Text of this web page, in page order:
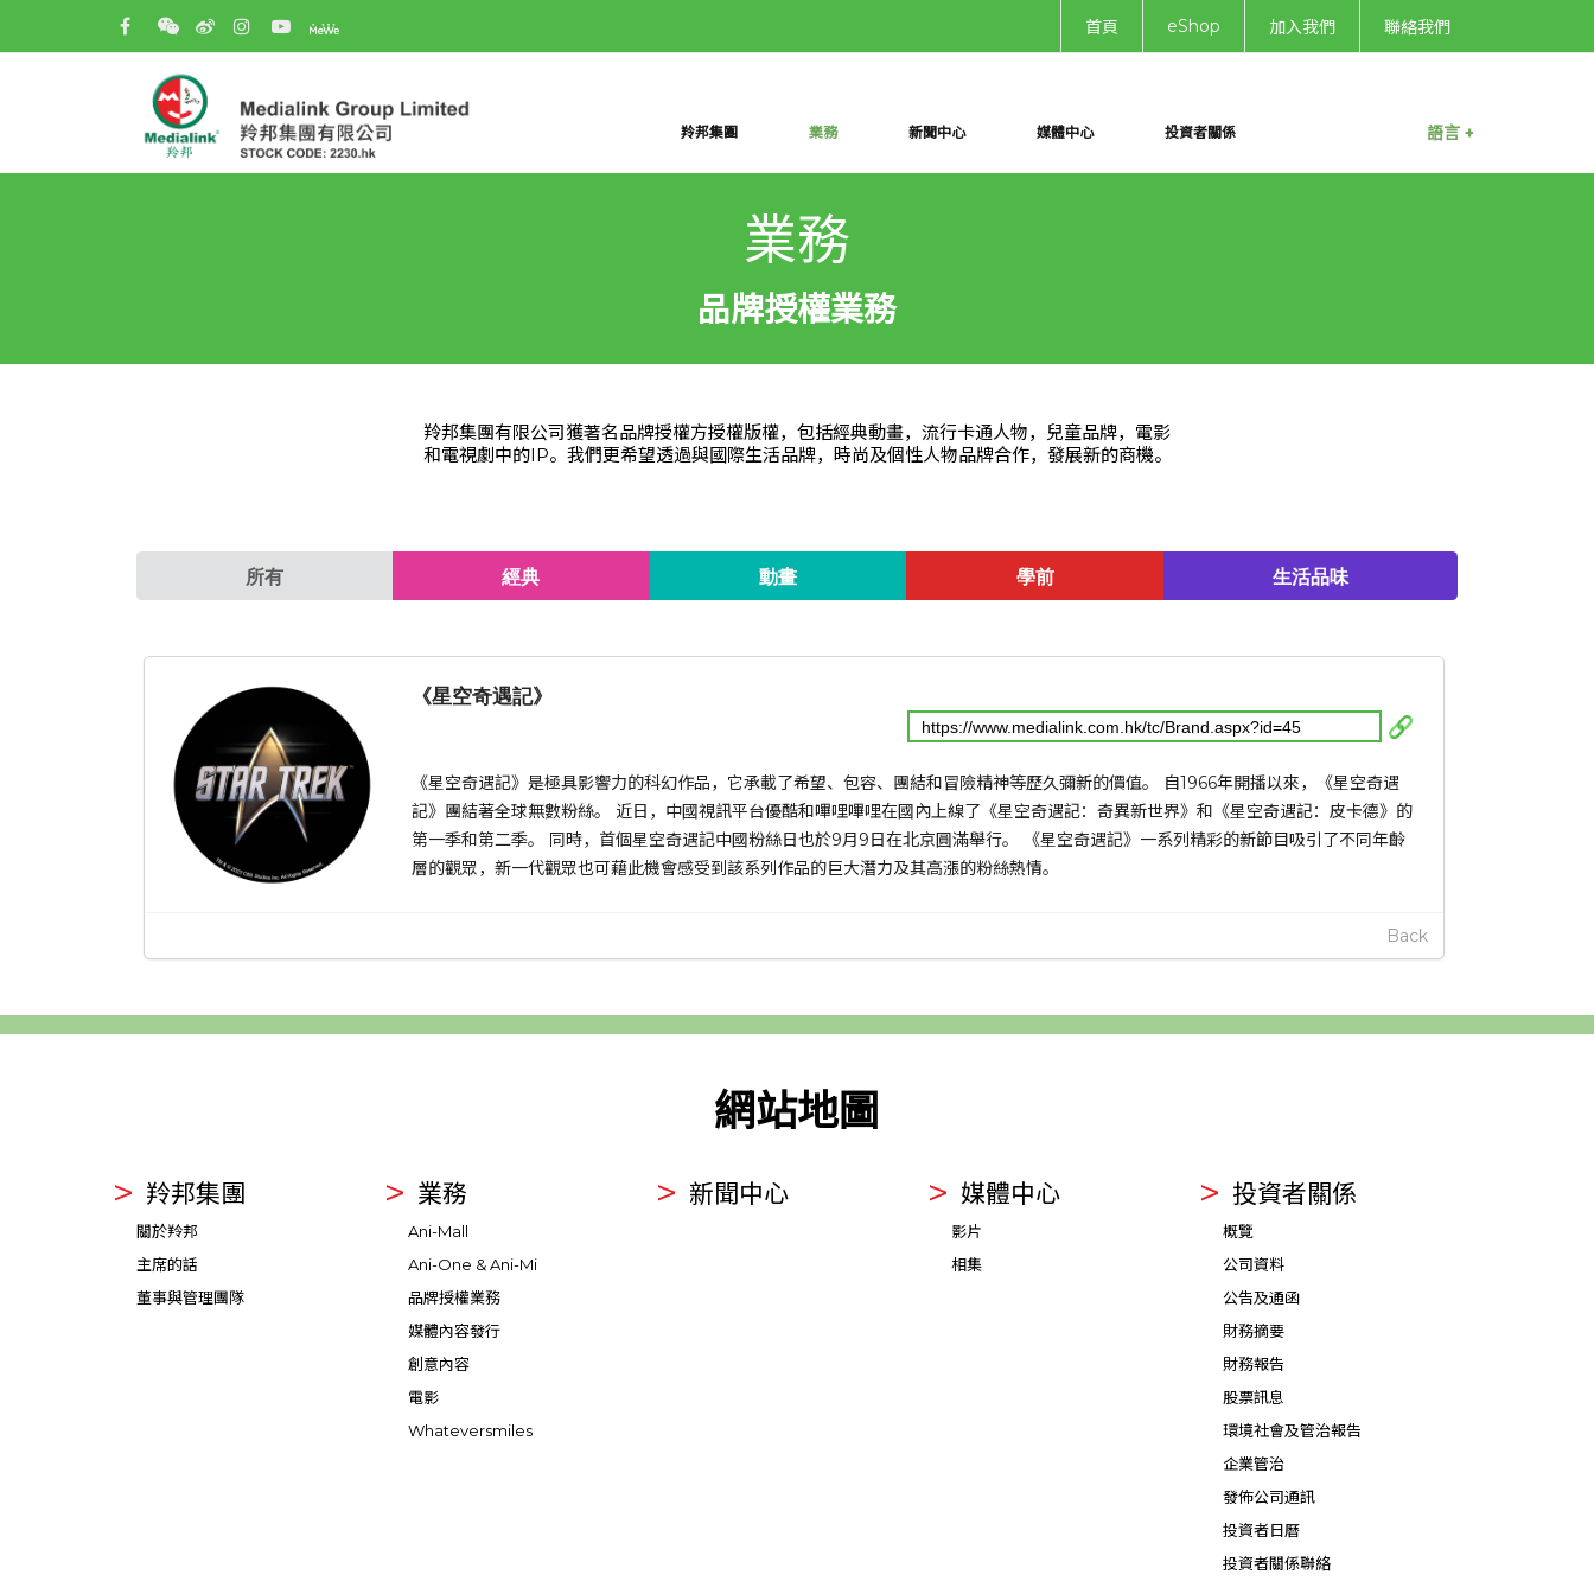
首頁 eShop 加入我們 聯絡我們
羚邦集團 業務 新聞中心 媒體中心 投資者關係 語言 +
業務
品牌授權業務
羚邦集團有限公司獲著名品牌授權方授權版權，包括經典動畫，流行卡通人物，兒童品牌，電影
和電視劇中的IP。我們更希望透過與國際生活品牌，時尚及個性人物品牌合作，發展新的商機。
所有 經典 動畫 學前 生活品味
《星空奇遇記》
《星空奇遇記》是極具影響力的科幻作品，它承載了希望、包容、團結和冒險精神等歷久彌新的價值。 自1966年開播以來，《星空奇遇
記》團結著全球無數粉絲。 近日，中國視訊平台優酷和嗶哩嗶哩在國內上線了《星空奇遇記：奇異新世界》和《星空奇遇記：皮卡德》的
第一季和第二季。 同時，首個星空奇遇記中國粉絲日也於9月9日在北京圓滿舉行。 《星空奇遇記》一系列精彩的新節目吸引了不同年齡
層的觀眾，新一代觀眾也可藉此機會感受到該系列作品的巨大潛力及其高漲的粉絲熱情。
Back
網站地圖
羚邦集團
關於羚邦
主席的話
董事與管理團隊
業務
Ani-Mall
Ani-One & Ani-Mi
品牌授權業務
媒體內容發行
創意內容
電影
Whateversmiles
新聞中心 媒體中心
影片
相集
投資者關係
概覽
公司資料
公告及通函
財務摘要
財務報告
股票訊息
環境社會及管治報告
企業管治
發佈公司通訊
投資者日曆
投資者關係聯絡